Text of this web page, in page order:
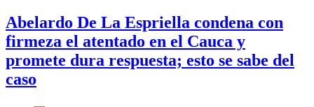
Abelardo De La Espriella condena con
firmeza el atentado en el Cauca y
promete dura respuesta; esto se sabe del
caso